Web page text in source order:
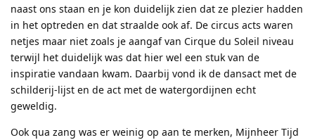
naast ons staan en je kon duidelijk zien dat ze plezier hadden
in het optreden en dat straalde ook af. De circus acts waren
netjes maar niet zoals je aangaf van Cirque du Soleil niveau
terwijl het duidelijk was dat hier wel een stuk van de
inspiratie vandaan kwam. Daarbij vond ik de dansact met de
schilderij-lijst en de act met de watergordijnen echt
geweldig.
Ook qua zang was er weinig op aan te merken, Mijnheer Tijd